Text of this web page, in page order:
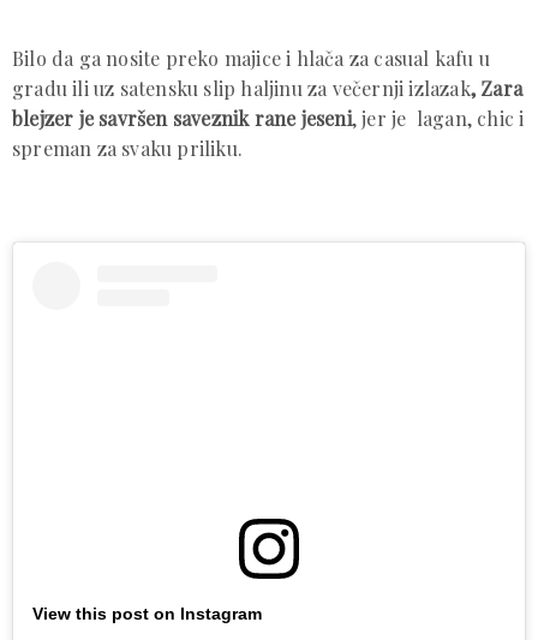
Bilo da ga nosite preko majice i hlača za casual kafu u
gradu ili uz satensku slip haljinu za večernji izlazak, Zara
blejzer je savršen saveznik rane jeseni, jer je lagan, chic i
spreman za svaku priliku.
View this post on Instagram